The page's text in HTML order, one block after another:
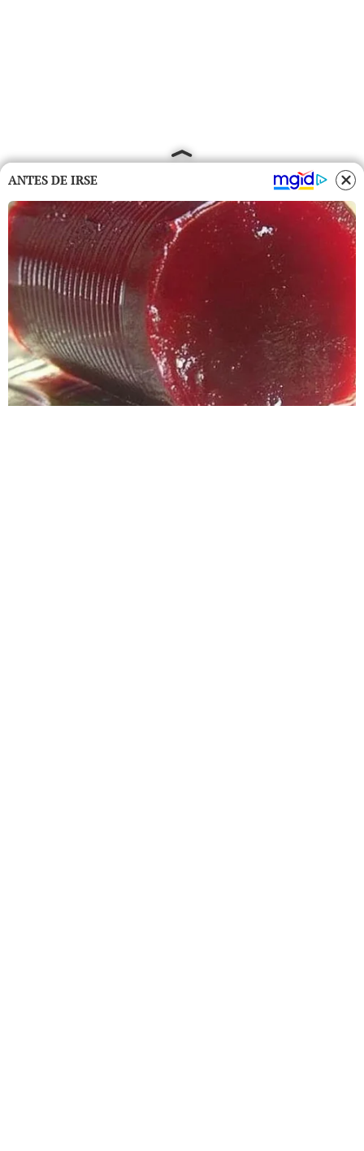
ANTES DE IRSE